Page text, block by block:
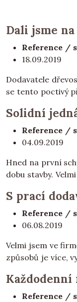
Dali jsme
Reference /
18.09.2019
Dodavatele
se tento poctivý
Solidní
Reference /
04.09.2019
Hned na první
dobu stavby.
S prací
Reference /
06.08.2019
Velmi jsem ve
způsobů je více,
Každodenní
Reference /